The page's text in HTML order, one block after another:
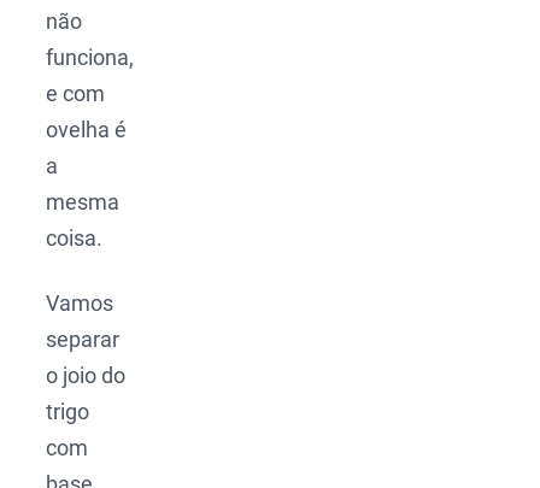
não
funciona,
e com
ovelha é
a
mesma
coisa.
Vamos
separar
o joio do
trigo
com